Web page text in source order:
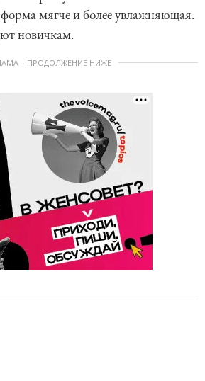
мягче и более увлажняющая.
новичкам.
– ПРОДОЛЖЕНИЕ НИЖЕ